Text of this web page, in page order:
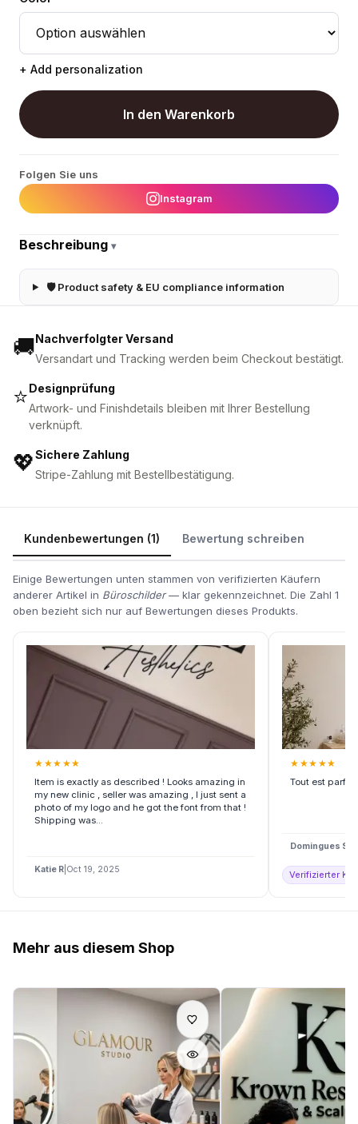
+ Add personalization
In den Warenkorb
Folgen Sie uns
Instagram
Beschreibung ▾
🛡 Product safety & EU compliance information
🚚Nachverfolgter Versand
Versandart und Tracking werden beim Checkout bestätigt.
⭐Designprüfung
Artwork- und Finishdetails bleiben mit Ihrer Bestellung
verknüpft.
💖Sichere Zahlung
Stripe-Zahlung mit Bestellbestätigung.
Kundenbewertungen (1) Bewertung schreiben
Einige Bewertungen unten stammen von verifizierten Käufern
anderer Artikel in Büroschilder— klar gekennzeichnet. Die Zahl 1
oben bezieht sich nur auf Bewertungen dieses Produkts.
★ ★★ ★★
Item is exactly as described ! Looks amazing in
my new clinic , seller was amazing , I just sent a
photo of my logo and he got the font from that !
Shipping was...
Katie R Oct 19, 2025
★ ★★ ★★
Tout est
Domingues S
Verifizierter
Mehr aus diesem Shop